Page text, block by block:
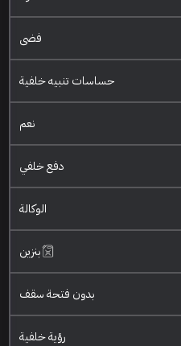
فضي
حساسات تنبيه خلفية
نعم
دفع خلفي
الوكالة
بنزين
بدون فتحة سقف
رؤية خلفية